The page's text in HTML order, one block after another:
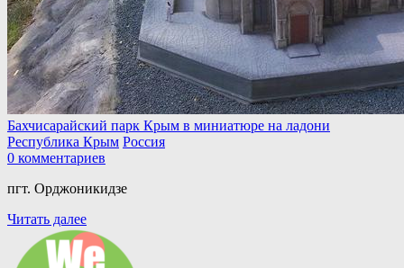
Бахчисарайский парк Крым в миниатюре на ладони
Республика Крым Россия
0 комментариев
пгт. Орджоникидзе
Читать далее